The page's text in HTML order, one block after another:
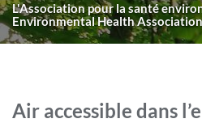
L'Association pour la santé
Environmental Health
Air accessible dans